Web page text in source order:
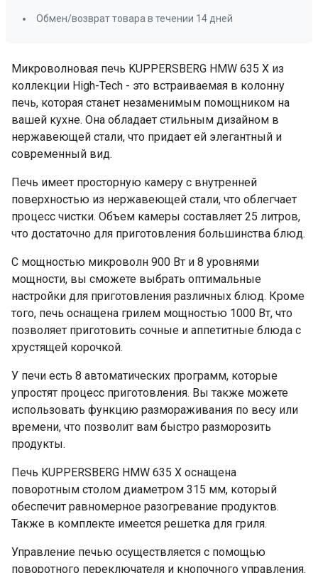
Управление
поворотный
управление
ПРОМО Скидка
=29565.00
Микроволновая печь KUPPERSBERG HMW 635 X из
коллекции High-Tech - это встраиваемая в колонну
печь, которая станет незаменимым помощником на
вашей кухне. Она обладает стильным дизайном в
нержавеющей стали, что придает ей элегантный и
современный вид.
Печь имеет просторную камеру с внутренней
поверхностью из нержавеющей стали, что облегчает
процесс чистки. Объем камеры составляет 25 литров,
что достаточно для приготовления большинства блюд.
С мощностью микроволн 900 Вт и 8 уровнями
мощности, вы сможете выбрать оптимальные
настройки для приготовления различных блюд. Кроме
того, печь оснащена грилем мощностью 1000 Вт, что
позволяет приготовить сочные и аппетитные блюда с
хрустящей корочкой.
У печи есть 8 автоматических программ, которые
упростят процесс приготовления. Вы также можете
использовать функцию размораживания по весу или
времени, что позволит вам быстро разморозить
продукты.
Печь KUPPERSBERG HMW 635 X оснащена
поворотным столом диаметром 315 мм, который
обеспечит равномерное разогревание продуктов.
Также в комплекте имеется решетка для гриля.
Управление печью осуществляется с помощью
поворотного переключателя и кнопочного управления.
Обмен/возврат товара в течении 14 дней